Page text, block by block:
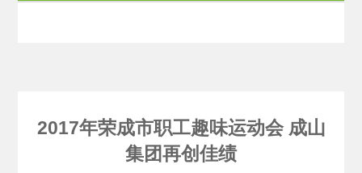
2017年荣成市职工趣味运动会 成山
集团再创佳绩